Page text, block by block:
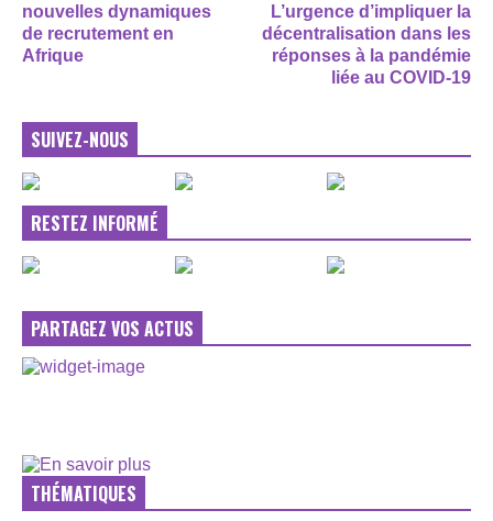
nouvelles dynamiques
de recrutement en
Afrique
L’urgence d’impliquer la
décentralisation dans les
réponses à la pandémie
liée au COVID-19
SUIVEZ-NOUS
RESTEZ INFORMÉ
PARTAGEZ VOS ACTUS
THÉMATIQUES